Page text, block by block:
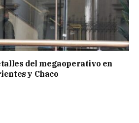
del megaoperativo en
y Chaco